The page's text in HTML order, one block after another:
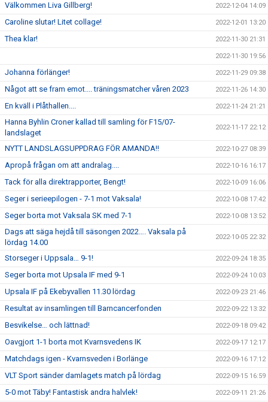
Välkommen Liva Gillberg! 2022-12-04 14:09
Caroline slutar! Litet collage! 2022-12-01 13:20
Thea klar! 2022-11-30 21:31
2022-11-30 19:56
Johanna förlänger! 2022-11-29 09:38
Något att se fram emot.... träningsmatcher våren 2023 2022-11-26 14:30
En kväll i Plåthallen.... 2022-11-24 21:21
Hanna Byhlin Croner kallad till samling för F15/07-
landslaget
2022-11-17 22:12
NYTT LANDSLAGSUPPDRAG FÖR AMANDA!! 2022-10-27 08:39
Apropå frågan om att andralag.... 2022-10-16 16:17
Tack för alla direktrapporter, Bengt! 2022-10-09 16:06
Seger i serieepilogen - 7-1 mot Vaksala! 2022-10-08 17:42
Seger borta mot Vaksala SK med 7-1 2022-10-08 13:52
Dags att säga hejdå till säsongen 2022…. Vaksala på
lördag 14.00
2022-10-05 22:32
Storseger i Uppsala… 9-1! 2022-09-24 18:35
Seger borta mot Upsala IF med 9-1 2022-09-24 10:03
Upsala IF på Ekebyvallen 11.30 lördag 2022-09-23 21:46
Resultat av insamlingen till Barncancerfonden 2022-09-22 13:32
Besvikelse… och lättnad! 2022-09-18 09:42
Oavgjort 1-1 borta mot Kvarnsvedens IK 2022-09-17 12:17
Matchdags igen - Kvarnsveden i Borlänge 2022-09-16 17:12
VLT Sport sänder damlagets match på lördag 2022-09-15 16:59
5-0 mot Täby! Fantastisk andra halvlek! 2022-09-11 21:26